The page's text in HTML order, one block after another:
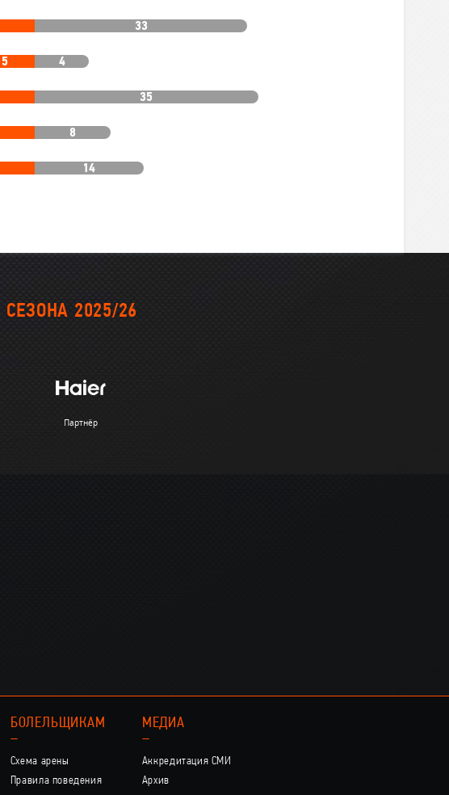
33
5 4
35
8
14
2025/26
Партнёр
БОЛЕЛЬЩИКАМ
–
Схема арены
Правила поведения
МЕДИА
–
Аккредитация СМИ
Архив